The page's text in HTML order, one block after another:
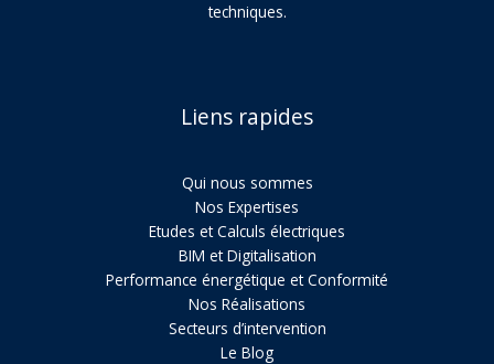
techniques.
Liens rapides
Qui nous sommes
Nos Expertises
Etudes et Calculs électriques
BIM et Digitalisation
Performance énergétique et Conformité
Nos Réalisations
Secteurs d’intervention
Le Blog